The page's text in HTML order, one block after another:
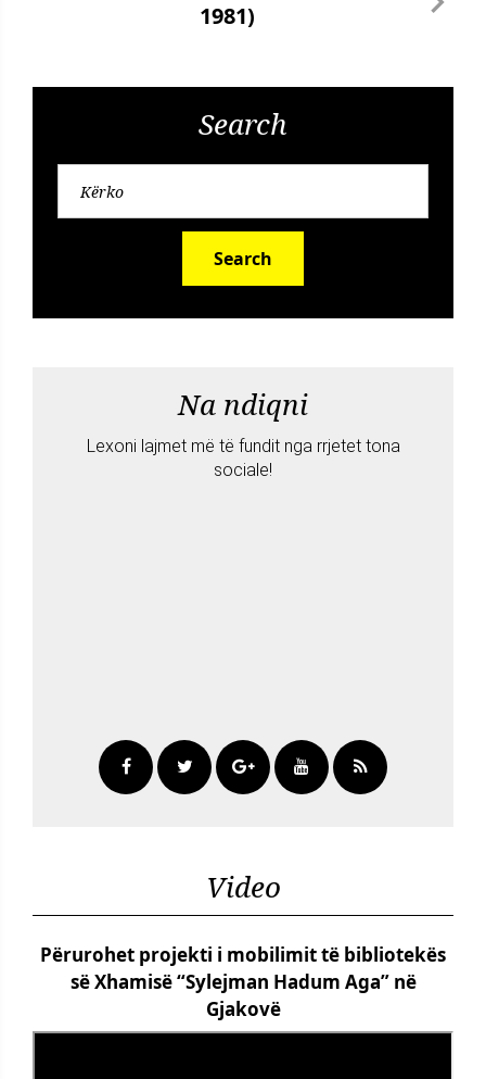
1981)
Search
Search
Na ndiqni
Lexoni lajmet më të fundit nga rrjetet tona
sociale!
Video
Përurohet projekti i mobilimit të bibliotekës
së Xhamisë “Sylejman Hadum Aga” në
Gjakovë